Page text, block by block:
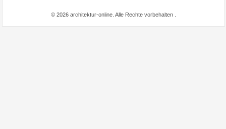
© 2026 architektur-online. Alle Rechte vorbehalten